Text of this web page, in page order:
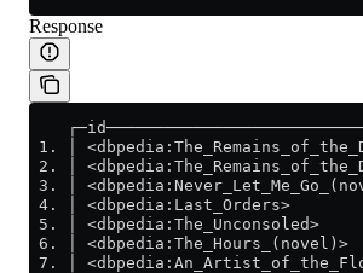
Response
1. │
2. │
3. │
4. │
5. │
6. │
7. │